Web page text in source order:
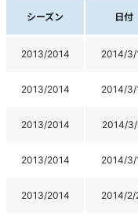
シーズン 日付
2013/2014 2014/3/
2013/2014 2014/3/
2013/2014 2014/3/
2013/2014 2014/3/
2013/2014 2014/2/